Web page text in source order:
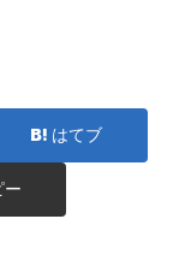
はてブ
ー